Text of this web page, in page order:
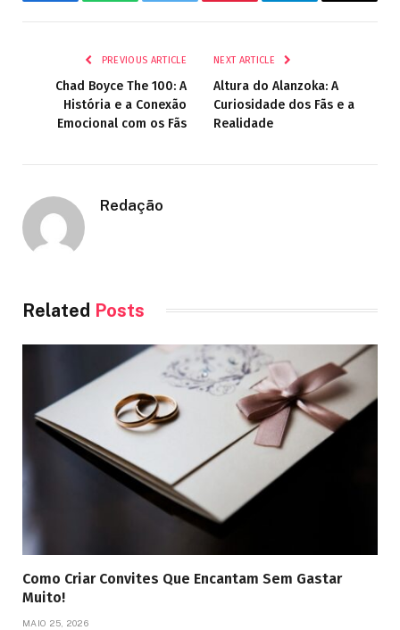
PREVIOUS ARTICLE
Chad Boyce The 100: A
História e a Conexão
Emocional com os Fãs
NEXT ARTICLE
Altura do Alanzoka: A
Curiosidade dos Fãs e a
Realidade
Redação
Related Posts
Como Criar Convites Que Encantam Sem Gastar
Muito!
MAIO 25, 2026